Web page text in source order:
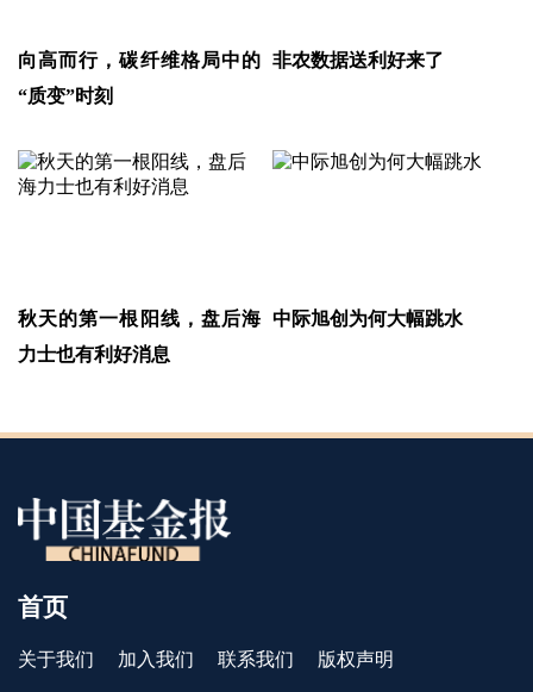
向高而行，碳纤维格局中的
“质变”时刻
非农数据送利好来了
秋天的第一根阳线，盘后海
力士也有利好消息
中际旭创为何大幅跳水
首页
关于我们 加入我们 联系我们 版权声明